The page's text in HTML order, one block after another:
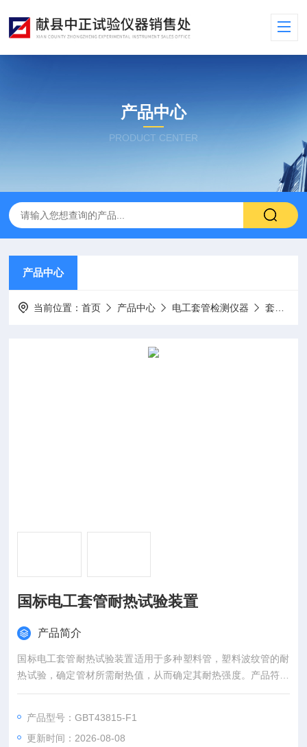
产品中心
PRODUCT CENTER
产品中心
当前位置：首页 产品中心 电工套管检测仪器 套管耐热试验装置
国标电工套管耐热试验装置
产品简介
国标电工套管耐热试验装置适用于多种塑料管，塑料波纹管的耐
热试验，确定管材所需耐热值，从而确定其耐热强度。产品符合
GB/T43815-2024《建筑用硬聚氯乙烯（PVC-U）绝缘电工套管
3.2《电气安装用导管 特殊要求—刚性绝缘材料平导管》等标准
要求。
产品型号：GBT43815-F1
更新时间：2026-08-08